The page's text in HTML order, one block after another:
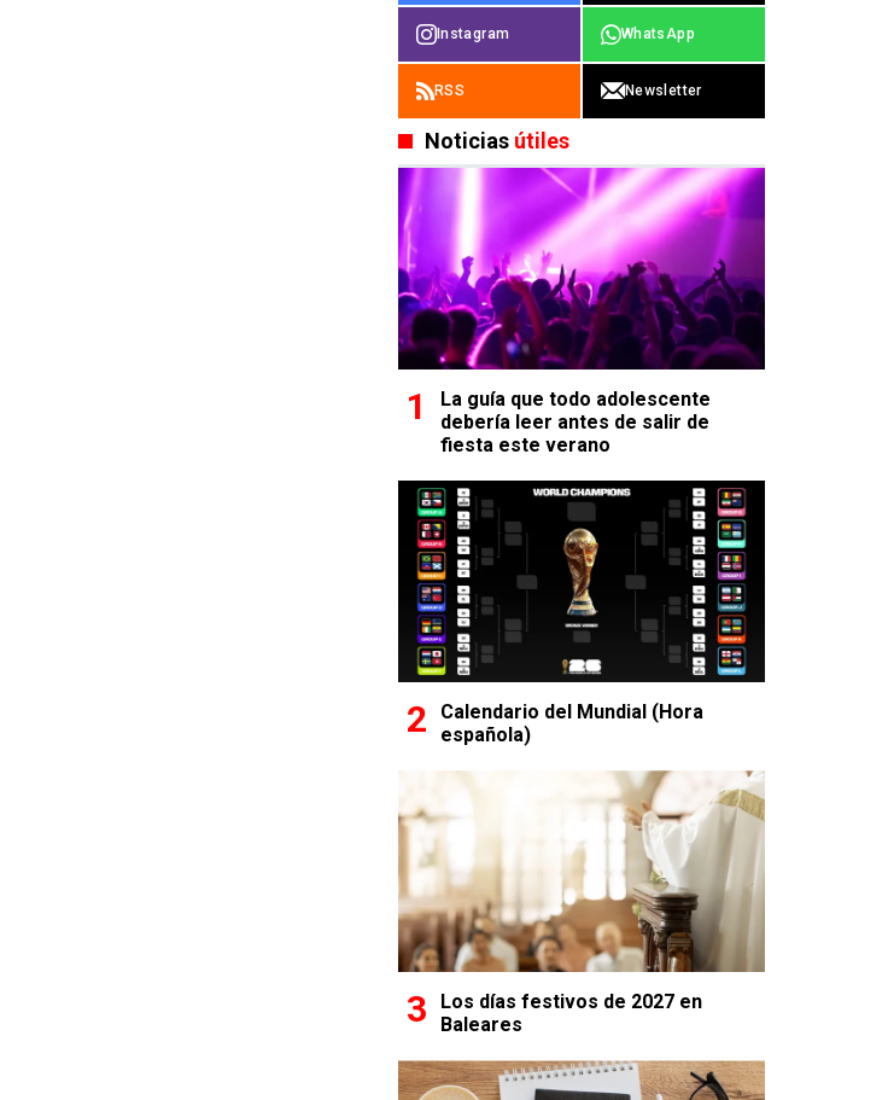
Instagram WhatsApp
RSS Newsletter
Noticias útiles
La guía que todo adolescente
debería leer antes de salir de
fiesta este verano
Calendario del Mundial (Hora
española)
Los días festivos de 2027 en
Baleares